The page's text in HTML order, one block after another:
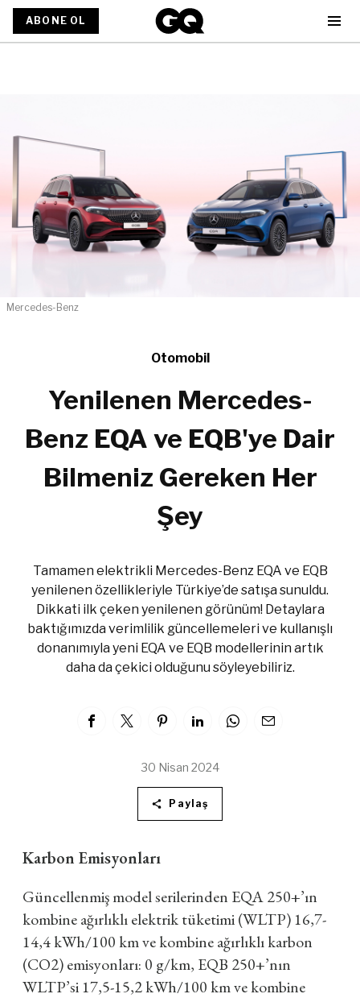
ABONE OL
Mercedes-Benz
Otomobil
Yenilenen Mercedes-
Benz EQA ve EQB'ye Dair
Bilmeniz Gereken Her
Şey
Tamamen elektrikli Mercedes-Benz EQA ve EQB
yenilenen özellikleriyle Türkiye’de satışa sunuldu.
Dikkati ilk çeken yenilenen görünüm! Detaylara
baktığımızda verimlilik güncellemeleri ve kullanışlı
donanımıyla yeni EQA ve EQB modellerinin artık
daha da çekici olduğunu söyleyebiliriz.
30 Nisan 2024
Paylaş
Karbon Emisyonları
Güncellenmiş model serilerinden EQA 250+’ın
kombine ağırlıklı elektrik tüketimi (WLTP) 16,7-
14,4 kWh/100 km ve kombine ağırlıklı karbon
(CO2) emisyonları: 0 g/km, EQB 250+’nın
WLTP’si 17,5-15,2 kWh/100 km ve kombine